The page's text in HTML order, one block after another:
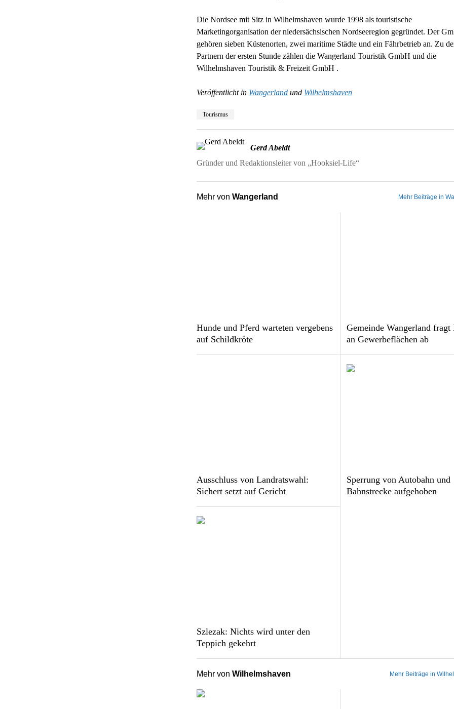
Die Nordsee mit Sitz in Wilhelmshaven wurde 1998 als touristische
Marketingorganisation der niedersächsischen Nordseeregion gegründet. Der
gehören sieben Küstenorten, zwei maritime Städte und ein Fährbetrieb an. Zu
Partnern der ersten Stunde zählen die Wangerland Touristik GmbH und die
Wilhelmshaven Touristik & Freizeit GmbH .
Veröffentlicht in Wangerlandund Wilhelmshaven
Tourismus
Gerd Abeldt
Gründer und Redaktionsleiter von „Hooksiel-Life“
Mehr von Wangerland Mehr Beiträge in
Hunde und Pferd warteten vergebens
auf Schildkröte
Gemeinde Wangerland fragt
an Gewerbeflächen ab
Ausschluss von Landratswahl:
Sichert setzt auf Gericht
Sperrung von Autobahn und
Bahnstrecke aufgehoben
Szlezak: Nichts wird unter den
Teppich gekehrt
Mehr von Wilhelmshaven Mehr Beiträge in